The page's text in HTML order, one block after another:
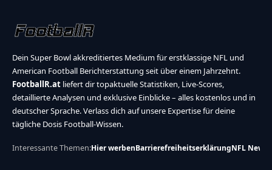
Dein Super Bowl akkreditiertes Medium für erstklassige NFL und
American Football Berichterstattung seit über einem Jahrzehnt.
FootballR.at liefert dir topaktuelle Statistiken, Live-Scores,
detaillierte Analysen und exklusive Einblicke – alles kostenlos und in
deutscher Sprache. Verlass dich auf unsere Expertise für deine
tägliche Dosis Football-Wissen.
Interessante Themen:Hier werbenBarrierefreiheitserklärungNFL News